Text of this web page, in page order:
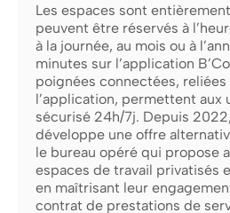
Les espaces sont
peuvent être réservés à
à la journée, au mois ou à
minutes sur l’application
poignées connectées,
l’application, permettent aux
sécurisé 24h/7j. Depuis
développe une offre
le bureau opéré qui propose
espaces de travail privatisés
en maîtrisant leur
contrat de prestations de